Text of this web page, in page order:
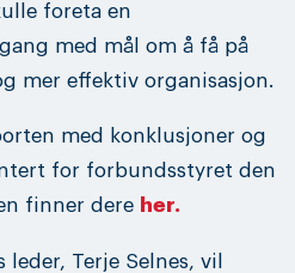
foreta en
med mål om å få på
mer effektiv organisasjon.
med konklusjoner og
for forbundsstyret den
finner dere her.
Terje Selnes, vil